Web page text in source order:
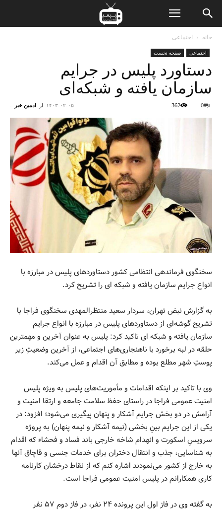
خانه اجتماعی
اجتماعی صفحه نخست
دستاورد پلیس در جرایم
سازمان یافته و شبکه‌ای
از ادمین خبر - ۱۴۰۳-۰۲-۰۵ 0
362
سخنگوی فرماندهی انتظامی کشور دستاوردهای پلیس در مبارزه با
انواع جرایم سازمان یافته و شبکه ای را تشریح کرد.
به گزارش نبض تهران، سردار سعید منتظرالمهدی سخنگوی فراجا با
تشریح گوشه‌ای از دستاوردهای پلیس در مبارزه با انواع جرایم
سازمان یافته و شبکه ای تاکید کرد: پلیس به عنوان آخرین و مهمترین
حلقه در لبه برخورد با ناهنجاری‌های اجتماعی، از آخرین وضعیتِ زیر
پوستِ شهر مطلع بوده و مطابق آن اقدام و عمل می‌کند.
وی با تاکید بر اینکه اقدامات و مأموریت‌های پلیس به ویژه پلیس
امنیت عمومی فراجا در راستای حفظ سلامت جامعه و ارتقا امنیت و
آرامش در دو بخش جرایم آشکار و پنهان پیگیری می‌شود؛ افزود: در
یکی از این جرایم بینِ بخشی (نیمه آشکار و نیمه پنهان) به پروژه
سرویسِ اسکورت و انهدام شاخه خارجی باند فساد و فحشاء که اقدام
به شناسایی، جذب و انتقال دختران برای خدمات جنسی و قاچاق آنها
به خارج از کشور می‌نمودند اشاره کنم که از نقاط درخشان کارنامه
کاری همکارانم در پلیس امنیت عمومی فراجا است.
به گفته وی در فاز اول این پرونده ۲۴ نفر، در فاز دوم ۵۷ نفر